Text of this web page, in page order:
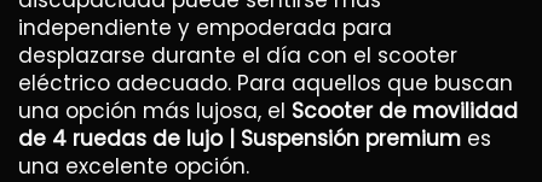
independiente y empoderada para
desplazarse durante el día con el scooter
eléctrico adecuado. Para aquellos que buscan
una opción más lujosa, el Scooter de movilidad
de 4 ruedas de lujo | Suspensión premium es
una excelente opción.